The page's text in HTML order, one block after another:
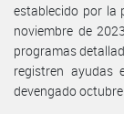
establecido por la
noviembre de
programas
registren ayudas
devengado octubre